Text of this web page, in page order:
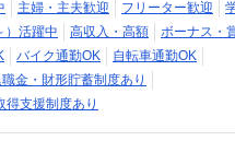
主婦・主夫歓迎 フリーター歓迎
）活躍中 高収入・高額
ボーナス・
バイク通勤OK
自転車通勤OK
金・財形貯蓄制度あり
得支援制度あり